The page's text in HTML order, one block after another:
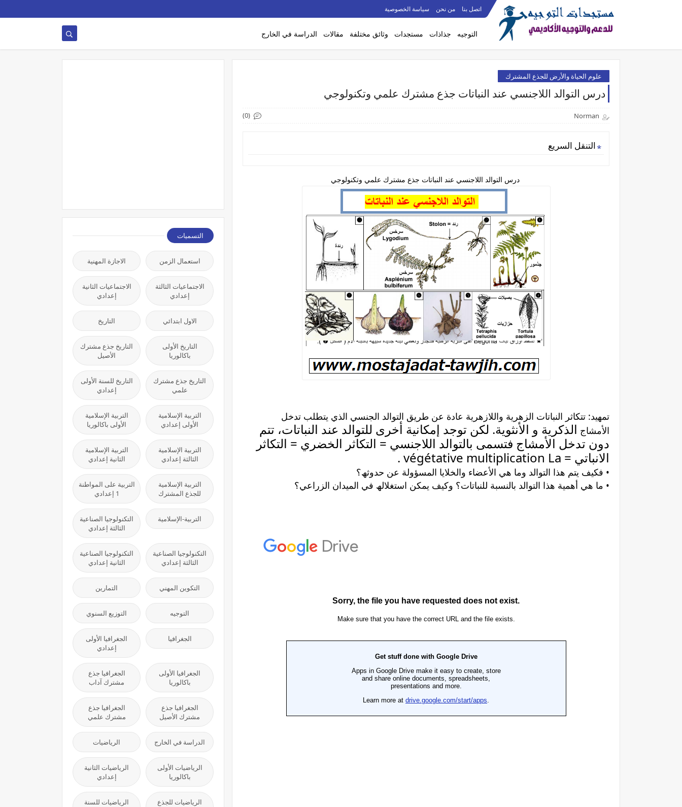
اتصل بنا من نحن سياسة الخصوصية
التوجيه جذاذات مستجدات وثائق مختلفة مقالات الدراسة في الخارج
علوم الحياة والأرض للجذع المشترك
درس التوالد اللاجنسي عند النباتات جذع مشترك علمي وتكنولوجي
Norman
(0)
التنقل السريع
درس التوالد اللاجنسي عند النباتات جذع مشترك علمي وتكنولوجي
تمھید: تتكاثر النباتات الزھریة واللازھریة عادة عن طریق التوالد الجنسي الذي یتطلب تدخل
الأمشاج الذكریة و الأنثویة. لكن توجد إمكانیة أخرى للتوالد عند النباتات، تتم
دون تدخل الأمشاج فتسمى بالتوالد اللاجنسي = التكاثر الخضري = التكاثر
الانباتي = végétative multiplication La .
• فكیف یتم ھذا التوالد وما ھي الأعضاء والخلایا المسؤولة عن حدوثھ؟
• ما ھي أھمیة ھذا التوالد بالنسبة للنباتات؟ وكیف یمكن استغلالھ في المیدان الزراعي؟
التسميات
استعمال الزمن الاجازة المهنية
الاجتماعيات الثالثة
إعدادي
الاجتماعيات الثانية
إعدادي
الاول ابتدائي التاريخ
التاريخ الأولى
باكالوريا
التاريخ جذع مشترك
الأصيل
التاريخ جذع مشترك
علمي
التاريخ للسنة الأولى
إعدادي
التربية الإسلامية
الأولى إعدادي
التربية الإسلامية
الأولى باكالوريا
التربية الإسلامية
الثالثة إعدادي
التربية الإسلامية
الثانية إعدادي
التربية الإسلامية
للجذع المشترك
التربية على المواطنة
1 إعدادي
التربية-الإسلامية
التكنولوجيا الصناعية
الثالثة إعدادي
التكنولوجيا الصناعية
الثالثة إعدادي
التكنولوجيا الصناعية
الثانية إعدادي
التكوين المهني التمارين
التوجيه التوزيع السنوي
الجغرافيا
الجغرافيا الأولى
إعدادي
الجغرافيا الأولى
باكالوريا
الجغرافيا جذع
مشترك آداب
الجغرافيا جذع
مشترك الأصيل
الجغرافيا جذع
مشترك علمي
الدراسة في الخارج الرياضيات
الرياضيات الأولى
باكالوريا
الرياضيات الثانية
إعدادي
الرياضيات للجذع
الرياضيات للسنة